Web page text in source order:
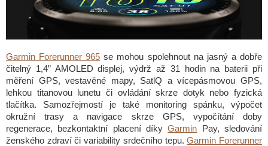
Garmin Forerunner 965 se mohou spolehnout na jasný a dobře
čitelný 1,4” AMOLED displej, výdrž až 31 hodin na baterii při
měření GPS, vestavěné mapy, SatlQ a vícepásmovou GPS,
lehkou titanovou lunetu či ovládání skrze dotyk nebo fyzická
tlačítka. Samozřejmostí je také monitoring spánku, výpočet
okružní trasy a navigace skrze GPS, vypočítání doby
regenerace, bezkontaktní placení díkyGarmin Pay, sledování
ženského zdraví či variability srdečního tepu.Garmin Forerunner